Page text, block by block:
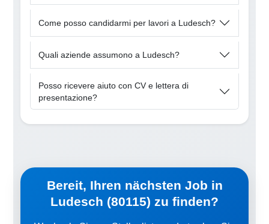
Come posso candidarmi per lavori a Ludesch?
Quali aziende assumono a Ludesch?
Posso ricevere aiuto con CV e lettera di
presentazione?
Bereit, Ihren nächsten Job in
Ludesch (80115) zu finden?